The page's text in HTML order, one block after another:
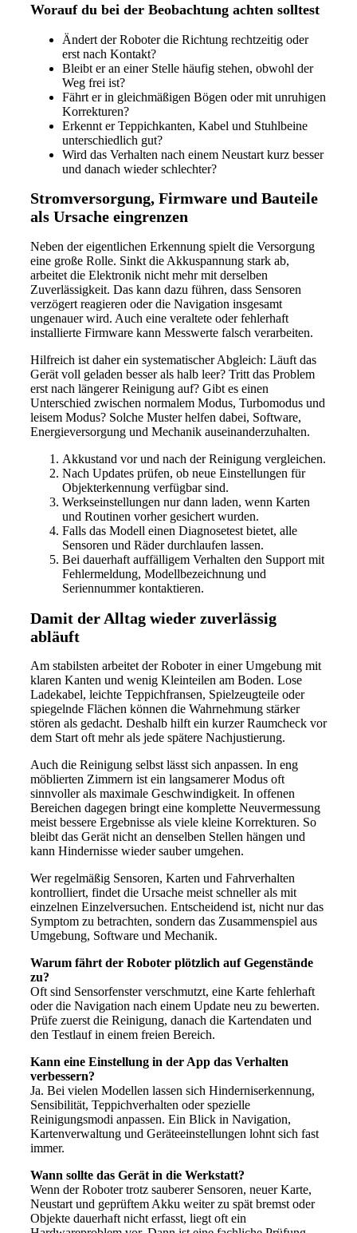
Worauf du bei der Beobachtung achten solltest
Ändert der Roboter die Richtung rechtzeitig oder
erst nach Kontakt?
Bleibt er an einer Stelle häufig stehen, obwohl der
Weg frei ist?
Fährt er in gleichmäßigen Bögen oder mit unruhigen
Korrekturen?
Erkennt er Teppichkanten, Kabel und Stuhlbeine
unterschiedlich gut?
Wird das Verhalten nach einem Neustart kurz besser
und danach wieder schlechter?
Stromversorgung, Firmware und Bauteile
als Ursache eingrenzen
Neben der eigentlichen Erkennung spielt die Versorgung
eine große Rolle. Sinkt die Akkuspannung stark ab,
arbeitet die Elektronik nicht mehr mit derselben
Zuverlässigkeit. Das kann dazu führen, dass Sensoren
verzögert reagieren oder die Navigation insgesamt
ungenauer wird. Auch eine veraltete oder fehlerhaft
installierte Firmware kann Messwerte falsch verarbeiten.
Hilfreich ist daher ein systematischer Abgleich: Läuft das
Gerät voll geladen besser als halb leer? Tritt das Problem
erst nach längerer Reinigung auf? Gibt es einen
Unterschied zwischen normalem Modus, Turbomodus und
leisem Modus? Solche Muster helfen dabei, Software,
Energieversorgung und Mechanik auseinanderzuhalten.
Akkustand vor und nach der Reinigung vergleichen.
Nach Updates prüfen, ob neue Einstellungen für
Objekterkennung verfügbar sind.
Werkseinstellungen nur dann laden, wenn Karten
und Routinen vorher gesichert wurden.
Falls das Modell einen Diagnosetest bietet, alle
Sensoren und Räder durchlaufen lassen.
Bei dauerhaft auffälligem Verhalten den Support mit
Fehlermeldung, Modellbezeichnung und
Seriennummer kontaktieren.
Damit der Alltag wieder zuverlässig
abläuft
Am stabilsten arbeitet der Roboter in einer Umgebung mit
klaren Kanten und wenig Kleinteilen am Boden. Lose
Ladekabel, leichte Teppichfransen, Spielzeugteile oder
spiegelnde Flächen können die Wahrnehmung stärker
stören als gedacht. Deshalb hilft ein kurzer Raumcheck vor
dem Start oft mehr als jede spätere Nachjustierung.
Auch die Reinigung selbst lässt sich anpassen. In eng
möblierten Zimmern ist ein langsamerer Modus oft
sinnvoller als maximale Geschwindigkeit. In offenen
Bereichen dagegen bringt eine komplette Neuvermessung
meist bessere Ergebnisse als viele kleine Korrekturen. So
bleibt das Gerät nicht an denselben Stellen hängen und
kann Hindernisse wieder sauber umgehen.
Wer regelmäßig Sensoren, Karten und Fahrverhalten
kontrolliert, findet die Ursache meist schneller als mit
einzelnen Einzelversuchen. Entscheidend ist, nicht nur das
Symptom zu betrachten, sondern das Zusammenspiel aus
Umgebung, Software und Mechanik.
Warum fährt der Roboter plötzlich auf Gegenstände
zu?
Oft sind Sensorfenster verschmutzt, eine Karte fehlerhaft
oder die Navigation nach einem Update neu zu bewerten.
Prüfe zuerst die Reinigung, danach die Kartendaten und
den Testlauf in einem freien Bereich.
Kann eine Einstellung in der App das Verhalten
verbessern?
Ja. Bei vielen Modellen lassen sich Hinderniserkennung,
Sensibilität, Teppichverhalten oder spezielle
Reinigungsmodi anpassen. Ein Blick in Navigation,
Kartenverwaltung und Geräteeinstellungen lohnt sich fast
immer.
Wann sollte das Gerät in die Werkstatt?
Wenn der Roboter trotz sauberer Sensoren, neuer Karte,
Neustart und geprüftem Akku weiter zu spät bremst oder
Objekte dauerhaft nicht erfasst, liegt oft ein